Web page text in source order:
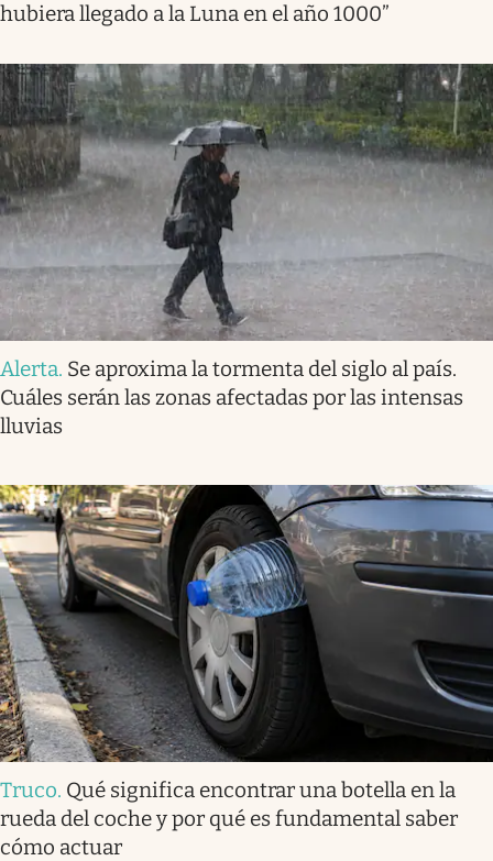
hubiera llegado a la Luna en el año 1000”
Alerta. Se aproxima la tormenta del siglo al país.
Cuáles serán las zonas afectadas por las intensas
lluvias
Truco. Qué significa encontrar una botella en la
rueda del coche y por qué es fundamental saber
cómo actuar